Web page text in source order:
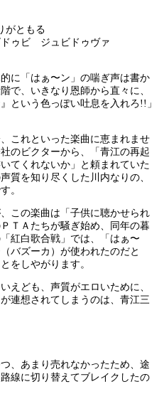
がともる
ゥビ ジュビドゥヴァ
に「はぁ〜ン」の喘ぎ声は書か
で、いきなり恩師から直々に、
という色っぽい吐息を入れろ!!」
これといった楽曲に恵まれませ
のビクターから、「青江の再起
てくれないか」と頼まれていた
質を知り尽くした川内なりの、
。
この楽曲は「子供に聴かせられ
ＴＡたちが騒ぎ始め、同年の暮
紅白歌合戦」では、「はぁ〜
バズーカ）が使われたのだと
をしやがります。
えども、声質がエロいために、
連想されてしまうのは、青江三
、あまり売れなかったため、途
線に切り替えてブレイクしたの